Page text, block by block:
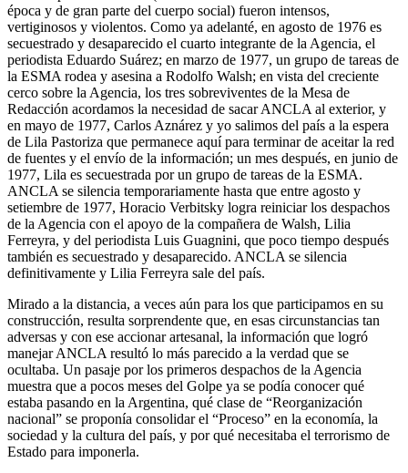
época y de gran parte del cuerpo social) fueron intensos,
vertiginosos y violentos. Como ya adelanté, en agosto de 1976 es
secuestrado y desaparecido el cuarto integrante de la Agencia, el
periodista Eduardo Suárez; en marzo de 1977, un grupo de tareas de
la ESMA rodea y asesina a Rodolfo Walsh; en vista del creciente
cerco sobre la Agencia, los tres sobreviventes de la Mesa de
Redacción acordamos la necesidad de sacar ANCLA al exterior, y
en mayo de 1977, Carlos Aznárez y yo salimos del país a la espera
de Lila Pastoriza que permanece aquí para terminar de aceitar la red
de fuentes y el envío de la información; un mes después, en junio de
1977, Lila es secuestrada por un grupo de tareas de la ESMA.
ANCLA se silencia temporariamente hasta que entre agosto y
setiembre de 1977, Horacio Verbitsky logra reiniciar los despachos
de la Agencia con el apoyo de la compañera de Walsh, Lilia
Ferreyra, y del periodista Luis Guagnini, que poco tiempo después
también es secuestrado y desaparecido. ANCLA se silencia
definitivamente y Lilia Ferreyra sale del país.
Mirado a la distancia, a veces aún para los que participamos en su
construcción, resulta sorprendente que, en esas circunstancias tan
adversas y con ese accionar artesanal, la información que logró
manejar ANCLA resultó lo más parecido a la verdad que se
ocultaba. Un pasaje por los primeros despachos de la Agencia
muestra que a pocos meses del Golpe ya se podía conocer qué
estaba pasando en la Argentina, qué clase de “Reorganización
nacional” se proponía consolidar el “Proceso” en la economía, la
sociedad y la cultura del país, y por qué necesitaba el terrorismo de
Estado para imponerla.